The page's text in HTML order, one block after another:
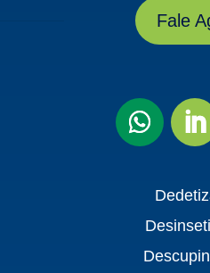
Fale